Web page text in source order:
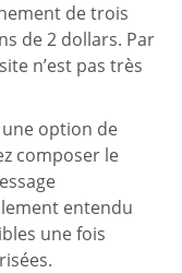
de trois
de 2 dollars. Par
n’est pas très
option de
composer le
entendu
une fois